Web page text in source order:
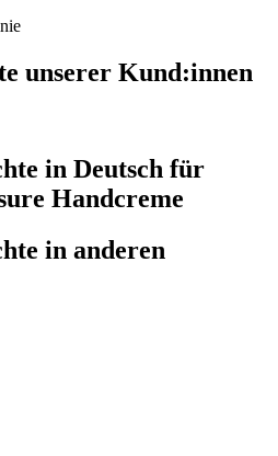
unserer Kund:innen
in Deutsch für
Handcreme
in anderen